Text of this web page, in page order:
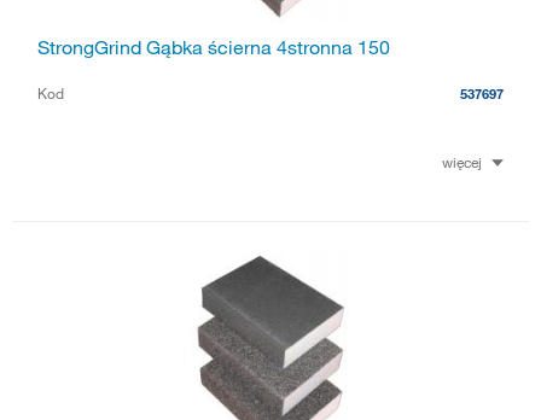
StrongGrind Gąbka ścierna 4stronna 150
Kod 537697
więcej